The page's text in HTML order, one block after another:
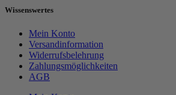
Wissenswertes
Mein Konto
Versandinformation
Widerrufsbelehrung
Zahlungsmöglichkeiten
AGB